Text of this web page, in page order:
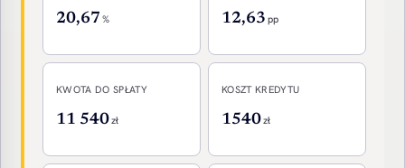
20,67 % 12,63 pp
KWOTA DO SPŁATY
11 540zł
KOSZT KREDYTU
1540zł